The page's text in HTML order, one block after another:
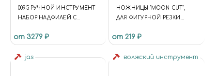
0095 РУЧНОЙ ИНСТРУМЕНТ
НАБОР НАДФИЛЕЙ С
ВЫСШЕГО КАЧЕСТВА
от 3279 ₽
НОЖНИЦЫ "MOON CUT",
ДЛЯ ФИГУРНОЙ РЕЗКИ
от 219 ₽
jas волжский инструмент